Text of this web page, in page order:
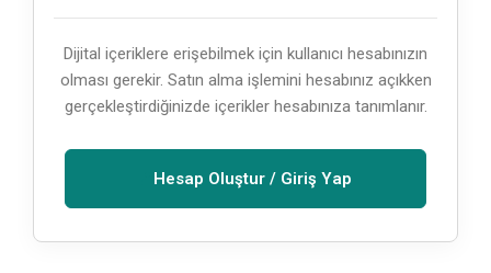
Dijital içeriklere erişebilmek için kullanıcı hesabınızın
olması gerekir. Satın alma işlemini hesabınız açıkken
gerçekleştirdiğinizde içerikler hesabınıza tanımlanır.
Hesap Oluştur / Giriş Yap